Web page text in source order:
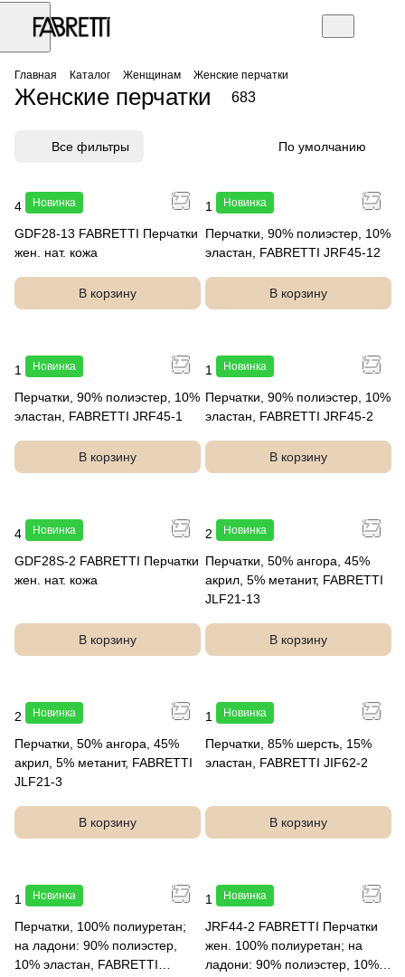
Главная Каталог Женщинам Женские перчатки
Женские перчатки 683
Все фильтры По умолчанию
Новинка
4 990 руб.
GDF28-13 FABRETTI Перчатки
жен. нат. кожа
В корзину
Новинка
1 290 руб.
Перчатки, 90% полиэстер, 10%
эластан, FABRETTI JRF45-12
В корзину
Новинка
1 290 руб.
Перчатки, 90% полиэстер, 10%
эластан, FABRETTI JRF45-1
В корзину
Новинка
1 290 руб.
Перчатки, 90% полиэстер, 10%
эластан, FABRETTI JRF45-2
В корзину
Новинка
4 990 руб.
GDF28S-2 FABRETTI Перчатки
жен. нат. кожа
В корзину
Новинка
2 490 руб.
Перчатки, 50% ангора, 45%
акрил, 5% метанит, FABRETTI
JLF21-13
В корзину
Новинка
2 490 руб.
Перчатки, 50% ангора, 45%
акрил, 5% метанит, FABRETTI
JLF21-3
В корзину
Новинка
1 990 руб.
Перчатки, 85% шерсть, 15%
эластан, FABRETTI JIF62-2
В корзину
Новинка
1 790 руб.
Перчатки, 100% полиуретан;
на ладони: 90% полиэстер,
10% эластан, FABRETTI
Новинка
1 790 руб.
JRF44-2 FABRETTI Перчатки
жен. 100% полиуретан; на
ладони: 90% полиэстер, 10%